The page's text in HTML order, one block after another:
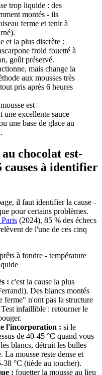
trop liquide : des
montés - ils
ferme et tenir à
et la plus discrète :
froid fouetté à
goût préservé.
mais change la
aux mousses très
pris après 6 heures
est
une excellente sauce
une base de glace au
chocolat est-
à identifier
il faut identifier la cause -
pour certains problèmes.
(2024), 85 % des échecs
de l'une de ces cinq
: c'est la cause la plus
Des blancs montés
ferme" n'ont pas la structure
infaillible : retourner le
l'incorporation : si le
de 40-45 °C quand vous
blancs, détruit les bulles
mousse reste dense et
°C (tiède au toucher).
: fouetter la mousse au lieu